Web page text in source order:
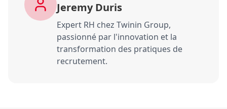
Jeremy Duris
Expert RH chez Twinin Group,
passionné par l'innovation et la
transformation des pratiques de
recrutement.